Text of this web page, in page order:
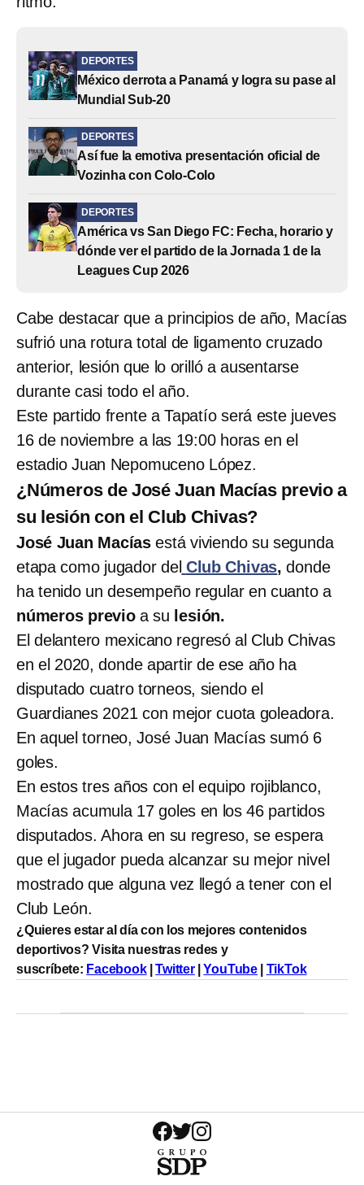
DEPORTES
México derrota a Panamá y logra su pase al
Mundial Sub-20
DEPORTES
Así fue la emotiva presentación oficial de
Vozinha con Colo-Colo
DEPORTES
América vs San Diego FC: Fecha, horario y
dónde ver el partido de la Jornada 1 de la
Leagues Cup 2026
Cabe destacar que a principios de año, Macías
sufrió una rotura total de ligamento cruzado
anterior, lesión que lo orilló a ausentarse
durante casi todo el año.
Este partido frente a Tapatío será este jueves
16 de noviembre a las 19:00 horas en el
estadio Juan Nepomuceno López.
¿Números de José Juan Macías previo a
su lesión con el Club Chivas?
José Juan Macíasestá viviendo su segunda
etapa como jugador del Club Chivas, donde
ha tenido un desempeño regular en cuanto a
números previoa su lesión.
El delantero mexicano regresó al Club Chivas
en el 2020, donde apartir de ese año ha
disputado cuatro torneos, siendo el
Guardianes 2021 con mejor cuota goleadora.
En aquel torneo, José Juan Macías sumó 6
goles.
En estos tres años con el equipo rojiblanco,
Macías acumula 17 goles en los 46 partidos
disputados. Ahora en su regreso, se espera
que el jugador pueda alcanzar su mejor nivel
mostrado que alguna vez llegó a tener con el
Club León.
¿Quieres estar al día con los mejores contenidos
deportivos? Visita nuestras redes y
suscríbete: Facebook|Twitter|YouTube TikTok